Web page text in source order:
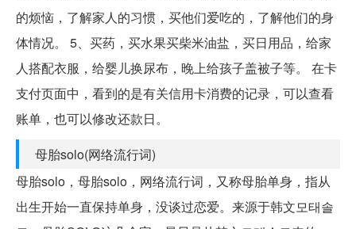
的烦恼，了解家人的习惯，买他们爱吃的，了解他们的身
体情况。 5、买药，买水果买柴米油盐，买日用品，给家
人搭配衣服，给婴儿换尿布，晚上给孩子盖被子等。 在卡
支付页面中，看到的是有关信用卡消费的记录，可以查看
账单，也可以修改还款日。
母胎solo(网络流行词)
母胎solo，母胎solo，网络流行词，又称母胎单身，指从
出生开始一直保持单身，没谈过恋爱。来源于韩文모태솔